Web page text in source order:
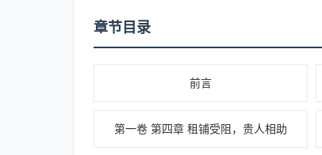
章节目录
前言
第一卷 第四章 租铺受阻，贵人相助